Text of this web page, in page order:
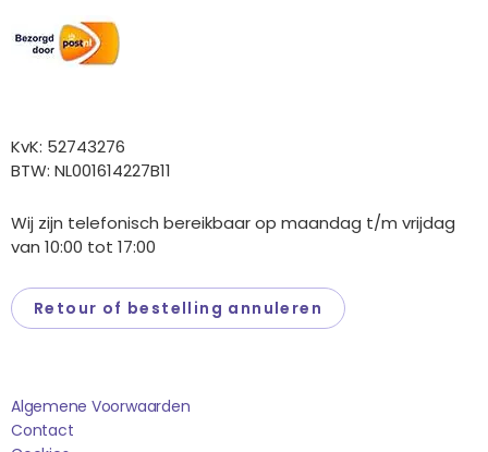
KvK: 52743276
BTW: NL001614227B11
Wij zijn telefonisch bereikbaar op maandag t/m vrijdag
van 10:00 tot 17:00
Retour of bestelling annuleren
Algemene Voorwaarden
Contact